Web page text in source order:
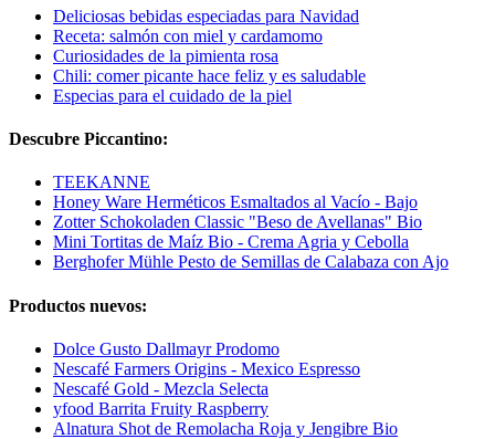
Deliciosas bebidas especiadas para Navidad
Receta: salmón con miel y cardamomo
Curiosidades de la pimienta rosa
Chili: comer picante hace feliz y es saludable
Especias para el cuidado de la piel
Descubre Piccantino:
TEEKANNE
Honey Ware Herméticos Esmaltados al Vacío - Bajo
Zotter Schokoladen Classic "Beso de Avellanas" Bio
Mini Tortitas de Maíz Bio - Crema Agria y Cebolla
Berghofer Mühle Pesto de Semillas de Calabaza con Ajo
Productos nuevos:
Dolce Gusto Dallmayr Prodomo
Nescafé Farmers Origins - Mexico Espresso
Nescafé Gold - Mezcla Selecta
yfood Barrita Fruity Raspberry
Alnatura Shot de Remolacha Roja y Jengibre Bio